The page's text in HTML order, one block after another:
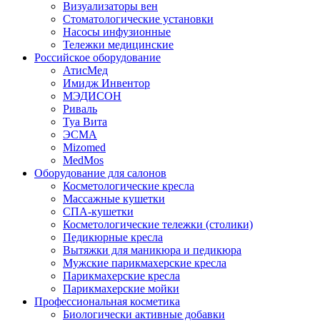
Визуализаторы вен
Стоматологические установки
Насосы инфузионные
Тележки медицинские
Российское оборудование
АтисМед
Имидж Инвентор
МЭДИСОН
Риваль
Туа Вита
ЭСМА
Mizomed
MedMos
Оборудование для салонов
Косметологические кресла
Массажные кушетки
СПА-кушетки
Косметологические тележки (столики)
Педикюрные кресла
Вытяжки для маникюра и педикюра
Мужские парикмахерские кресла
Парикмахерские кресла
Парикмахерские мойки
Профессиональная косметика
Биологически активные добавки